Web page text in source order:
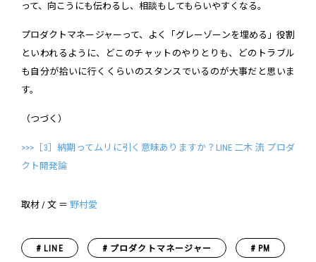
って、向こうにも伝わるし、相談もしてもらいやすくなる。
プロダクトマネージャーって、よく「グレーゾーンを埋める」役割
といわれるように、どこのチャットのやりとりも、どのトラブル
も自分が拾いに行くくらいのスタンスでいるのが大事だと思いま
す。
（つづく）
>>>［3］納期ってムリに引く意味ありますか？LINE 二木 流 プロダ
クト開発論
取材 / 文 ＝ 野村愛
LINE プロダクトマネージャー PM